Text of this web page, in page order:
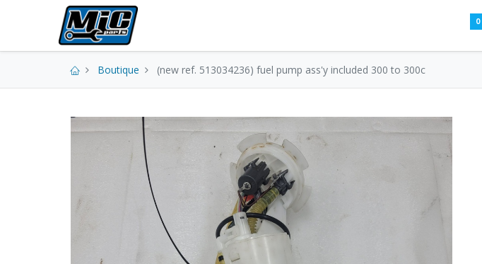
0
Boutique (new ref. 513034236) fuel pump ass'y included 300 to 300c